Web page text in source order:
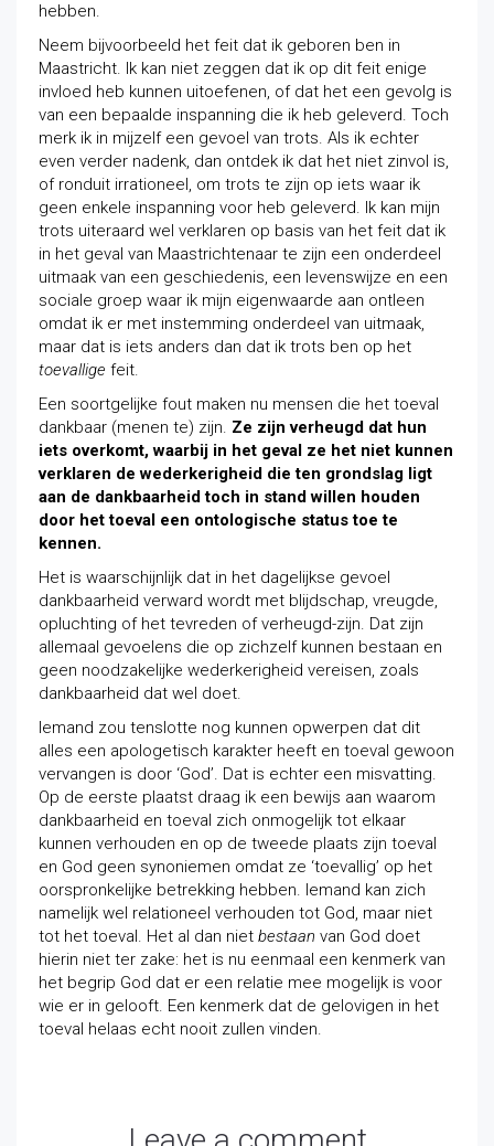
hebben.
Neem bijvoorbeeld het feit dat ik geboren ben in
Maastricht. Ik kan niet zeggen dat ik op dit feit enige
invloed heb kunnen uitoefenen, of dat het een gevolg is
van een bepaalde inspanning die ik heb geleverd. Toch
merk ik in mijzelf een gevoel van trots. Als ik echter
even verder nadenk, dan ontdek ik dat het niet zinvol is,
of ronduit irrationeel, om trots te zijn op iets waar ik
geen enkele inspanning voor heb geleverd. Ik kan mijn
trots uiteraard wel verklaren op basis van het feit dat ik
in het geval van Maastrichtenaar te zijn een onderdeel
uitmaak van een geschiedenis, een levenswijze en een
sociale groep waar ik mijn eigenwaarde aan ontleen
omdat ik er met instemming onderdeel van uitmaak,
maar dat is iets anders dan dat ik trots ben op het
toevallige feit.
Een soortgelijke fout maken nu mensen die het toeval
dankbaar (menen te) zijn. Ze zijn verheugd dat hun
iets overkomt, waarbij in het geval ze het niet kunnen
verklaren de wederkerigheid die ten grondslag ligt
aan de dankbaarheid toch in stand willen houden
door het toeval een ontologische status toe te
kennen.
Het is waarschijnlijk dat in het dagelijkse gevoel
dankbaarheid verward wordt met blijdschap, vreugde,
opluchting of het tevreden of verheugd-zijn. Dat zijn
allemaal gevoelens die op zichzelf kunnen bestaan en
geen noodzakelijke wederkerigheid vereisen, zoals
dankbaarheid dat wel doet.
Iemand zou tenslotte nog kunnen opwerpen dat dit
alles een apologetisch karakter heeft en toeval gewoon
vervangen is door ‘God’. Dat is echter een misvatting.
Op de eerste plaatst draag ik een bewijs aan waarom
dankbaarheid en toeval zich onmogelijk tot elkaar
kunnen verhouden en op de tweede plaats zijn toeval
en God geen synoniemen omdat ze ‘toevallig’ op het
oorspronkelijke betrekking hebben. Iemand kan zich
namelijk wel relationeel verhouden tot God, maar niet
tot het toeval. Het al dan niet bestaan van God doet
hierin niet ter zake: het is nu eenmaal een kenmerk van
het begrip God dat er een relatie mee mogelijk is voor
wie er in gelooft. Een kenmerk dat de gelovigen in het
toeval helaas echt nooit zullen vinden.